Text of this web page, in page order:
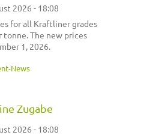
2026 - 18:08
for all Kraftliner grades
tonne. The new prices
1, 2026.
News
Zugabe
2026 - 18:08